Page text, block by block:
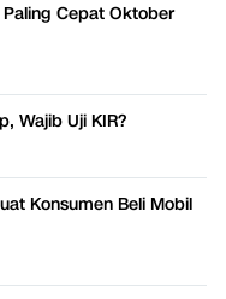
Cepat Oktober
Wajib Uji KIR?
Konsumen Beli Mobil